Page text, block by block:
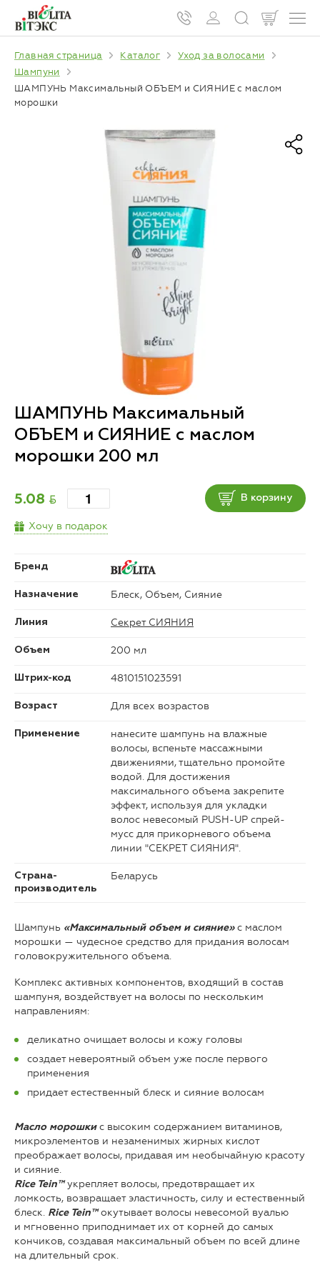
Главная страница Каталог
Уход за волосами
Шампуни
ШАМПУНЬ Максимальный ОБЪЕМ и СИЯНИЕ с маслом
морошки
ШАМПУНЬ Максимальный
ОБЪЕМ и СИЯНИЕ с маслом
морошки 200 мл
5.08 BYN В корзину
Хочу в подарок
Бренд
Назначение Блеск, Объем, Сияние
Линия Секрет СИЯНИЯ
Объем 200 мл
Штрих-код 4810151023591
Возраст Для всех возрастов
Применение
нанесите шампунь на влажные
волосы, вспеньте массажными
движениями, тщательно промойте
водой. Для достижения
максимального объема закрепите
эффект, используя для укладки
волос невесомый PUSH-UP спрей-
мусс для прикорневого объема
линии "СЕКРЕТ СИЯНИЯ".
Страна-
производитель
Беларусь
Шампунь «Максимальный объем и сияние» с маслом
морошки — чудесное средство для придания волосам
головокружительного объема.
Комплекс активных компонентов, входящий в состав
шампуня, воздействует на волосы по нескольким
направлениям:
деликатно очищает волосы и кожу головы
создает невероятный объем уже после первого
применения
придает естественный блеск и сияние волосам
Масло морошкис высоким содержанием витаминов,
микроэлементов и незаменимых жирных кислот
преображает волосы, придавая им необычайную красоту
и сияние.
Rice Tein™укрепляет волосы, предотвращает их
ломкость, возвращает эластичность, силу и естественный
блеск. Rice Tein™окутывает волосы невесомой вуалью
и мгновенно приподнимает их от корней до самых
кончиков, создавая максимальный объем по всей длине
на длительный срок.